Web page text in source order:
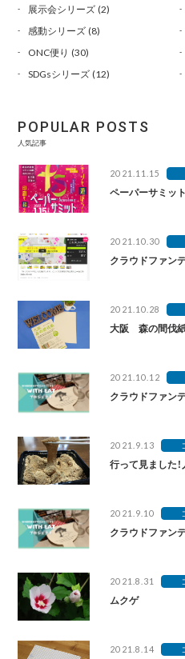
展示会シリーズ(2)
感動シリーズ(8)
ONC便り (30)
SDGsシリーズ(12)
POPULAR POSTS
人気記事
2021.11.15
ペーパーサミッ
2021.10.30
クラウドファン
2021.10.28
大阪 森の間伐
2021.10.12
クラウドファン
2021.9.13
行って見ました
2021.9.10
クラウドファン
2021.8.31
ムクゲ
2021.8.14